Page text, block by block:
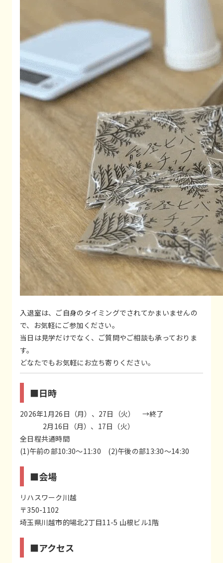
入退室は、ご自身のタイミングでされてかまいませんの
で、お気軽にご参加ください。
当日は見学だけでなく、ご質問やご相談も承っておりま
す。
どなたでもお気軽にお立ち寄りください。
■日時
2026年1月26日（月）、27日（火）
→終了
2月16日（月）、17日（火）
全日程共通時間
(1)午前の部10:30～11:30 (2)午後の部13:30～14:30
■会場
リハスワーク川越
〒350-1102
埼玉県川越市的場北2丁目11-5 山根ビル1階
■アクセス